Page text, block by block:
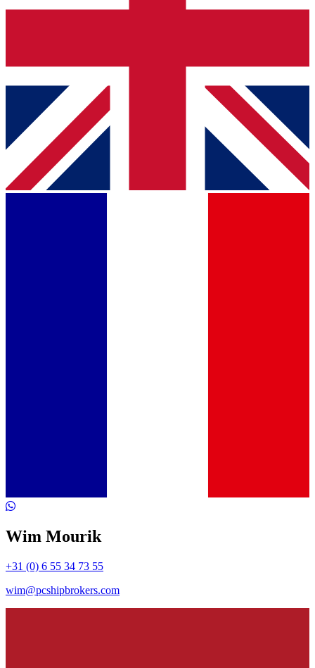
Wim Mourik
+31 (0) 6 55 34 73 55
wim@pcshipbrokers.com